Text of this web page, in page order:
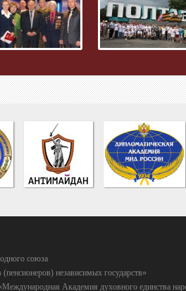
союза
независимых государств»
Академия духовного единства